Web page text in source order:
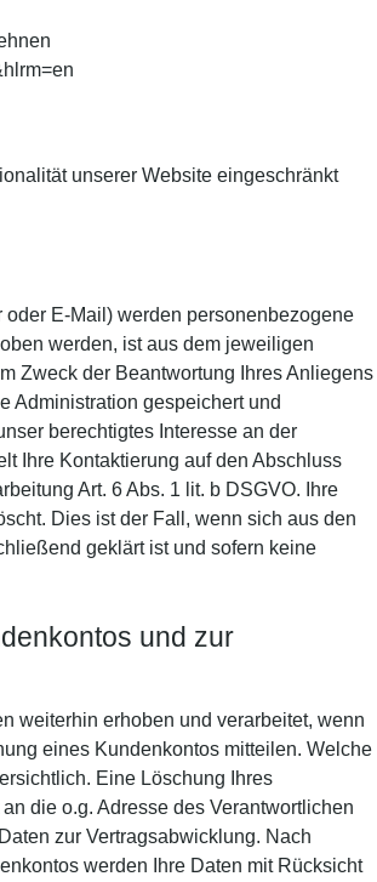
unserer Website eingeschränkt
oder E-Mail) werden personenbezogene
werden, ist aus dem jeweiligen
Zweck der Beantwortung Ihres Anliegens
Administration gespeichert und
berechtigtes Interesse an der
Ihre Kontaktierung auf den Abschluss
Art. 6 Abs. 1 lit. b DSGVO. Ihre
Dies ist der Fall, wenn sich aus den
geklärt ist und sofern keine
und zur
weiterhin erhoben und verarbeitet, wenn
eines Kundenkontos mitteilen. Welche
Eine Löschung Ihres
die o.g. Adresse des Verantwortlichen
zur Vertragsabwicklung. Nach
werden Ihre Daten mit Rücksicht